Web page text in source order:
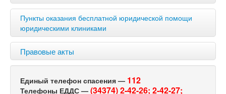
Пункты оказания бесплатной юридической помощи
юридическими клиниками
Правовые акты
Единый телефон спасения — 112
Телефоны ЕДДС — (34374) 2-42-26; 2-42-27;